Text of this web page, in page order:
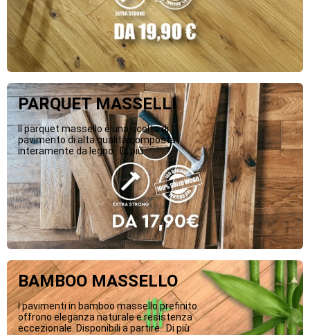
PARQUET MASSELLI
Il parquet massello è una scelta di
pavimento di alta qualità composta
interamente da legno...Di più
BAMBOO MASSELLO
I pavimenti in bamboo massello prefinito
offrono eleganza naturale e resistenza
eccezionale. Disponibili a partire...Di più